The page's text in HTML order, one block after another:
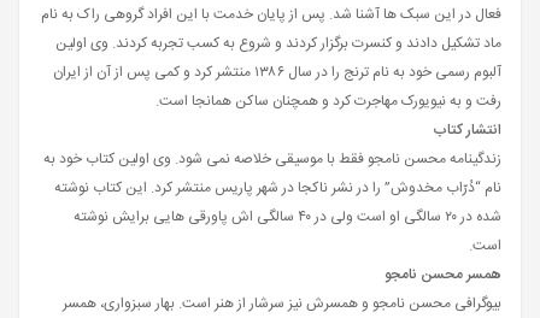
فعال در این سبک ها آشنا شد. پس از پایان خدمت با این افراد گروهی راک به نام
ماد تشکیل دادند و کنسرت برگزار کردند و شروع به کسب تجربه کردند. وی اولین
آلبوم رسمی خود به نام ترنج را در سال ۱۳۸۶ منتشر کرد و کمی پس از آن از ایران
رفت و به نیویورک مهاجرت کرد و همچنان ساکن همانجا است.
انتشار کتاب
زندگینامه محسن نامجو فقط با موسیقی خلاصه نمی شود. وی اولین کتاب خود به
نام “دُرّاب مخدوش” را در نشر ناکجا در شهر پاریس منتشر کرد. این کتاب نوشته
شده در ۲۰ سالگی او است ولی در ۴۰ سالگی اش پاورقی هایی برایش نوشته
است.
همسر محسن نامجو
بیوگرافی محسن نامجو و همسرش نیز سرشار از هنر است. بهار سبزواری، همسر